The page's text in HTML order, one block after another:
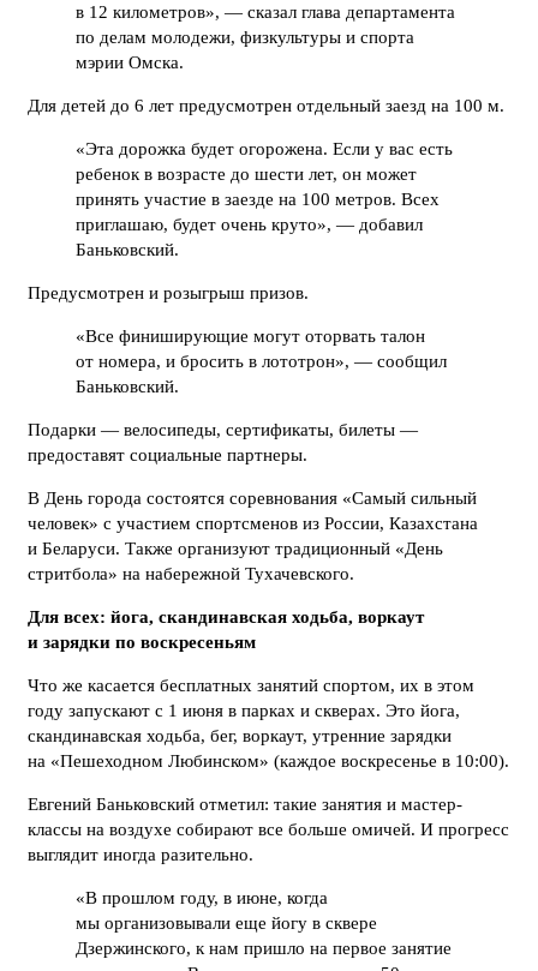
в 12 километров», — сказал глава департамента
по делам молодежи, физкультуры и спорта
мэрии Омска.
Для детей до 6 лет предусмотрен отдельный заезд на 100 м.
«Эта дорожка будет огорожена. Если у вас есть
ребенок в возрасте до шести лет, он может
принять участие в заезде на 100 метров. Всех
приглашаю, будет очень круто», — добавил
Баньковский.
Предусмотрен и розыгрыш призов.
«Все финиширующие могут оторвать талон
от номера, и бросить в лототрон», — сообщил
Баньковский.
Подарки — велосипеды, сертификаты, билеты —
предоставят социальные партнеры.
В День города состоятся соревнования «Самый сильный
человек» с участием спортсменов из России, Казахстана
и Беларуси. Также организуют традиционный «День
стритбола» на набережной Тухачевского.
Для всех: йога, скандинавская ходьба, воркаут
и зарядки по воскресеньям
Что же касается бесплатных занятий спортом, их в этом
году запускают с 1 июня в парках и скверах. Это йога,
скандинавская ходьба, бег, воркаут, утренние зарядки
на «Пешеходном Любинском» (каждое воскресенье в 10:00).
Евгений Баньковский отметил: такие занятия и мастер-
классы на воздухе собирают все больше омичей. И прогресс
выглядит иногда разительно.
«В прошлом году, в июне, когда
мы организовывали еще йогу в сквере
Дзержинского, к нам пришло на первое занятие